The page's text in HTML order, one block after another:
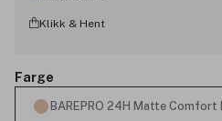
Klikk & Hent
Farge
BAREPRO 24H Matte